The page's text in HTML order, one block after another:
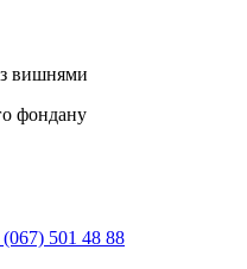
з вишнями
фондану
501 48 88